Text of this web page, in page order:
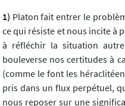
1) Platon fait entrer le
ce qui résiste et nous incite à
à réfléchir la situation
bouleverse nos certitudes à
(comme le font les
pris dans un flux perpétuel,
nous reposer sur une